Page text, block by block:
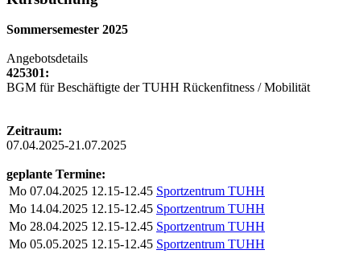
Sommersemester 2025
Angebotsdetails
425301:
BGM für Beschäftigte der TUHH Rückenfitness / Mobilität
Zeitraum:
07.04.2025-21.07.2025
geplante Termine:
Mo 07.04.2025 12.15-12.45 Sportzentrum TUHH
Mo 14.04.2025 12.15-12.45 Sportzentrum TUHH
Mo 28.04.2025 12.15-12.45 Sportzentrum TUHH
Mo 05.05.2025 12.15-12.45 Sportzentrum TUHH